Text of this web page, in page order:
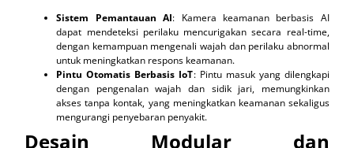
Sistem Pemantauan AI: Kamera keamanan berbasis AI
dapat mendeteksi perilaku mencurigakan secara real-time,
dengan kemampuan mengenali wajah dan perilaku abnormal
untuk meningkatkan respons keamanan.
Pintu Otomatis Berbasis IoT: Pintu masuk yang dilengkapi
dengan pengenalan wajah dan sidik jari, memungkinkan
akses tanpa kontak, yang meningkatkan keamanan sekaligus
mengurangi penyebaran penyakit.
Desain Modular dan